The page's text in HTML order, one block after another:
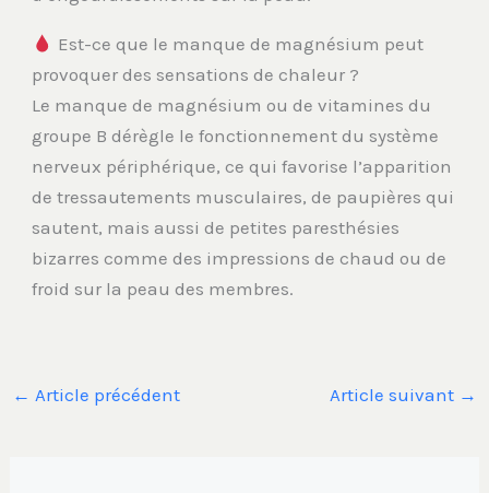
Est-ce que le manque de magnésium peut
provoquer des sensations de chaleur ?
Le manque de magnésium ou de vitamines du
groupe B dérègle le fonctionnement du système
nerveux périphérique, ce qui favorise l’apparition
de tressautements musculaires, de paupières qui
sautent, mais aussi de petites paresthésies
bizarres comme des impressions de chaud ou de
froid sur la peau des membres.
← Article précédent Article suivant →